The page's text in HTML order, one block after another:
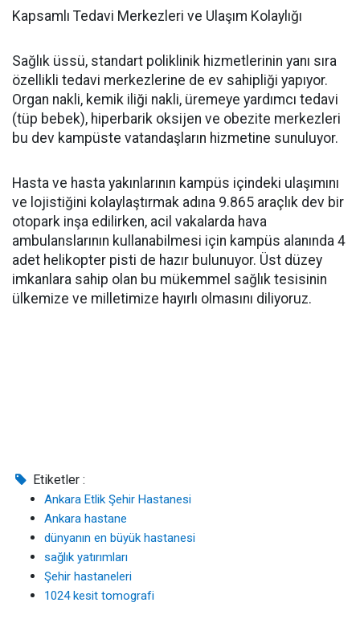
Kapsamlı Tedavi Merkezleri ve Ulaşım Kolaylığı
Sağlık üssü, standart poliklinik hizmetlerinin yanı sıra
özellikli tedavi merkezlerine de ev sahipliği yapıyor.
Organ nakli, kemik iliği nakli, üremeye yardımcı tedavi
(tüp bebek), hiperbarik oksijen ve obezite merkezleri
bu dev kampüste vatandaşların hizmetine sunuluyor.
Hasta ve hasta yakınlarının kampüs içindeki ulaşımını
ve lojistiğini kolaylaştırmak adına 9.865 araçlık dev bir
otopark inşa edilirken, acil vakalarda hava
ambulanslarının kullanabilmesi için kampüs alanında 4
adet helikopter pisti de hazır bulunuyor. Üst düzey
imkanlara sahip olan bu mükemmel sağlık tesisinin
ülkemize ve milletimize hayırlı olmasını diliyoruz.
Etiketler :
Ankara Etlik Şehir Hastanesi
Ankara hastane
dünyanın en büyük hastanesi
sağlık yatırımları
Şehir hastaneleri
1024 kesit tomografi